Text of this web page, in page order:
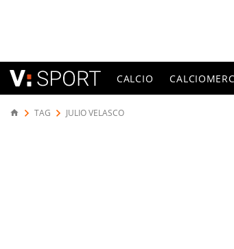
CALCIO
TAG JULIO VELASCO